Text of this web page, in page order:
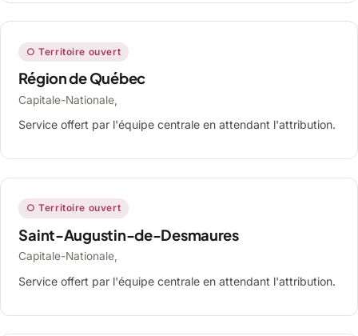
○ Territoire ouvert
Région de Québec
Capitale-Nationale,
Service offert par l'équipe centrale en attendant l'attribution.
○ Territoire ouvert
Saint-Augustin-de-Desmaures
Capitale-Nationale,
Service offert par l'équipe centrale en attendant l'attribution.